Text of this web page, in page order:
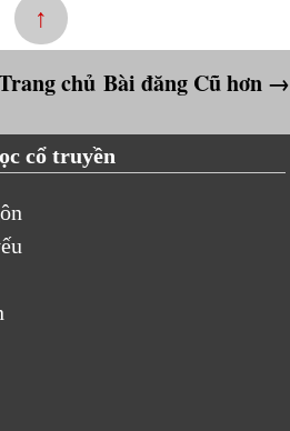
↑
Bài đăng Cũ hơn →
chủ
cổ truyền